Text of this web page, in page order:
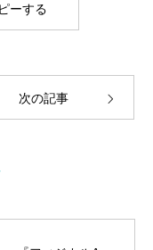
ーする
次の記事